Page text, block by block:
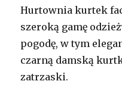
Hurtownia kurtek
szeroką gamę
pogodę, w tym
czarną damską
zatrzaski.